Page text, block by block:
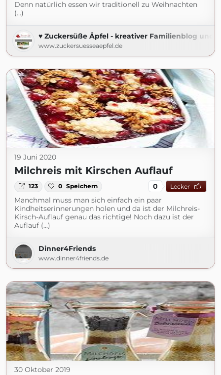
Denn natürlich essen wir traditionell zu Weihnachten
(...)
♥ Zuckersüße Äpfel - kreativer Familienblog und
www.zuckersuesseaepfel.de
19 Juni 2020
Milchreis mit Kirschen Auflauf
123 0 Speichern 0 Lecker
Manchmal muss man sich einfach ein paar
Kindheitserinnerungen holen und da ist der Milchreis-
Kirsch-Auflauf genau das richtige! Noch dazu ist der
Auflauf (...)
Dinner4Friends
www.dinner4friends.de
30 Oktober 2019